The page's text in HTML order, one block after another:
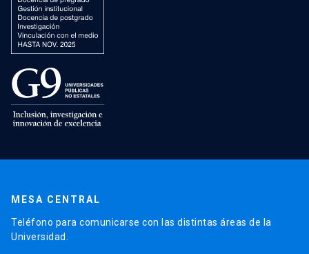
MESA CENTRAL
Teléfono para comunicarse con las distintas áreas de la
Universidad.